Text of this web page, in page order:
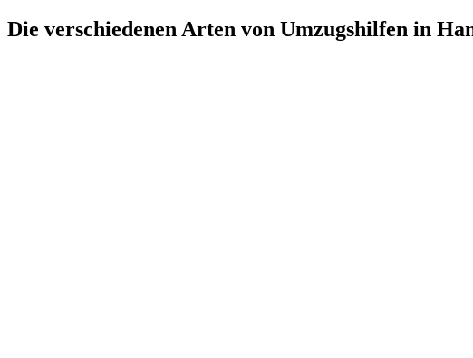
Die verschiedenen Arten von Umzugshilfen in